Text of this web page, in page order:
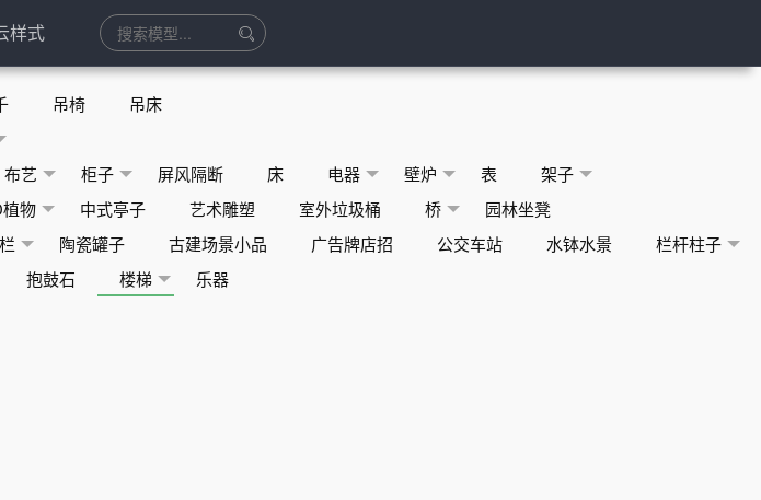
样式
吊椅 吊床
布艺 柜子 屏风隔断 床 电器 壁炉 表 架子
物 中式亭子 艺术雕塑 室外垃圾桶 桥
园林坐凳
陶瓷罐子 古建场景小品 广告牌店招 公交车站 水钵水景
栏杆柱子
抱鼓石 楼梯 乐器